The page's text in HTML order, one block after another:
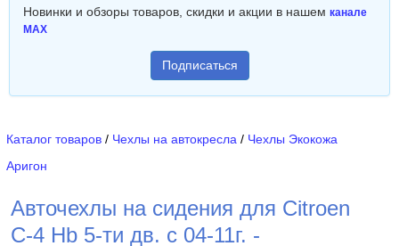
Новинки и обзоры товаров, скидки и акции в нашем канале
MAX
Подписаться
Каталог товаров / Чехлы на автокресла / Чехлы Экокожа
Аригон
Авточехлы на сидения для Citroen
С-4 Hb 5-ти дв. с 04-11г. -